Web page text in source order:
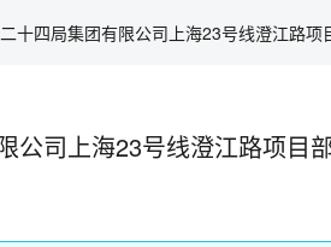
二十四局集团有限公司上海23号线澄江路项
公司上海23号线澄江路项目